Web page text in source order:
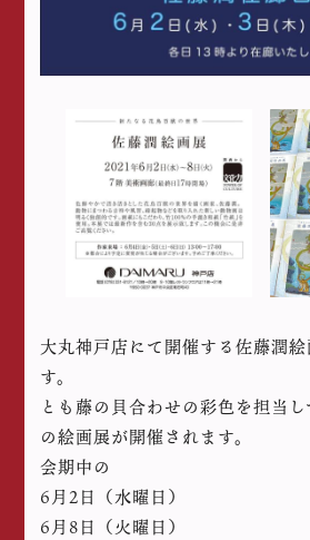
大丸神戸店にて開催する佐藤潤
す。
とも藤の貝合わせの彩色を担当
の絵画展が開催されます。
会期中の
6月2日（水曜日）
6月8日（火曜日）